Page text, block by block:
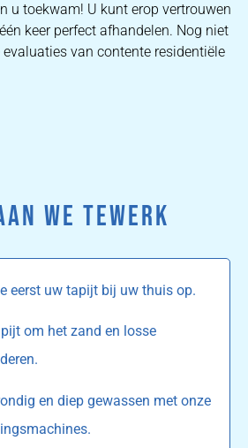
u toekwam! U kunt erop vertrouwen
keer perfect afhandelen. Nog niet
van contente residentiële
WE TEWERK
eerst uw tapijt bij uw thuis op.
om het zand en losse
en diep gewassen met onze